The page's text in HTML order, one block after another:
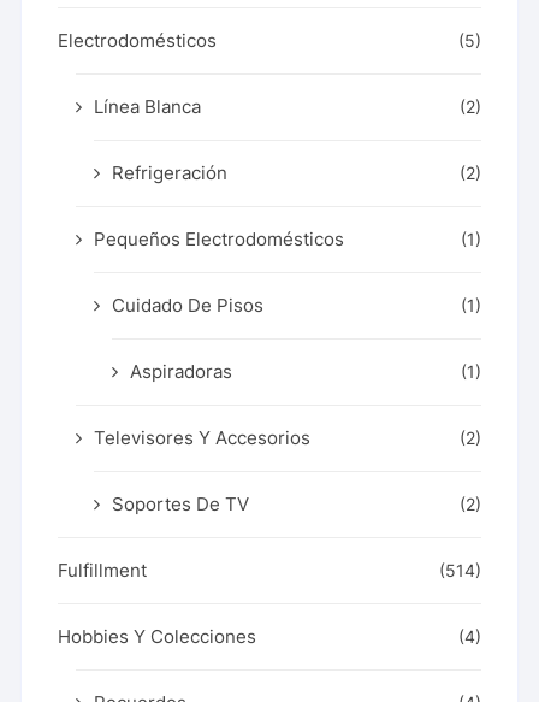
Electrodomésticos (5)
Línea Blanca (2)
Refrigeración (2)
Pequeños Electrodomésticos (1)
Cuidado De Pisos (1)
Aspiradoras (1)
Televisores Y Accesorios (2)
Soportes De TV (2)
Fulfillment (514)
Hobbies Y Colecciones (4)